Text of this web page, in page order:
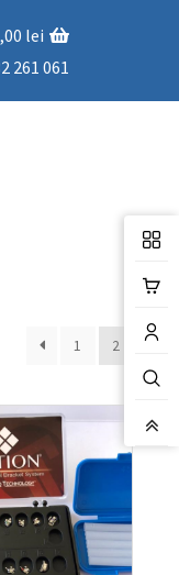
lei
261 061
1 2